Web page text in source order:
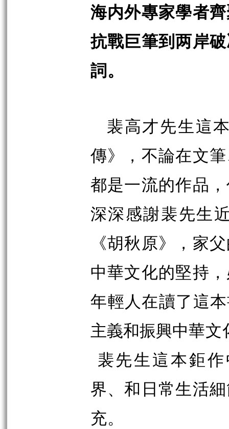
海内外專家學者
抗戰巨筆到两岸
詞。
裴高才先生這
傳》，不論在文
都是一流的作品
深深感謝裴先生
《胡秋原》，家
中華文化的堅持
年輕人在讀了這
主義和振興中華文
裴先生這本鉅
界、和日常生活
充。